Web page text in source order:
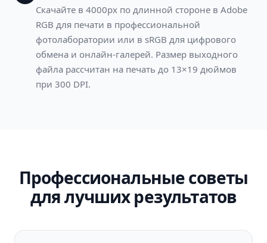
Скачайте в 4000px по длинной стороне в Adobe
RGB для печати в профессиональной
фотолаборатории или в sRGB для цифрового
обмена и онлайн-галерей. Размер выходного
файла рассчитан на печать до 13×19 дюймов
при 300 DPI.
Профессиональные советы
для лучших результатов